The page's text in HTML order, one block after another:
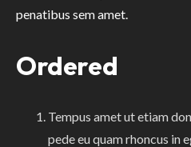
penatibus sem amet.
Ordered
Tempus amet ut etiam
pede eu quam rhoncus in